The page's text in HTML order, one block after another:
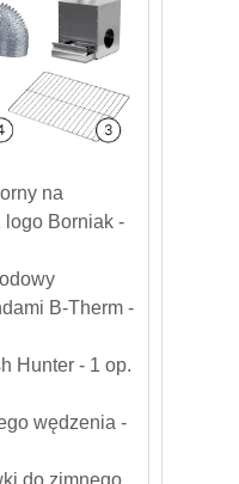
na
logo Borniak -
B-Therm -
Hunter - 1 op.
wędzenia -
do zimnego